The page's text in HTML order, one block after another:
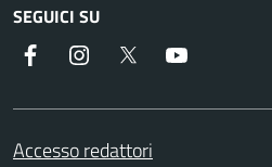
SEGUICI SU
FacebookInstagram
Twitter
Accesso redattori